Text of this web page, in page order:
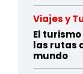
Viajes y
El
las rutas
mundo